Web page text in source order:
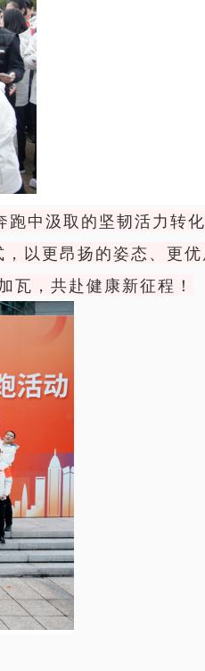
中汲取的坚韧活力转
以更昂扬的姿态、更
瓦，共赴健康新征程！